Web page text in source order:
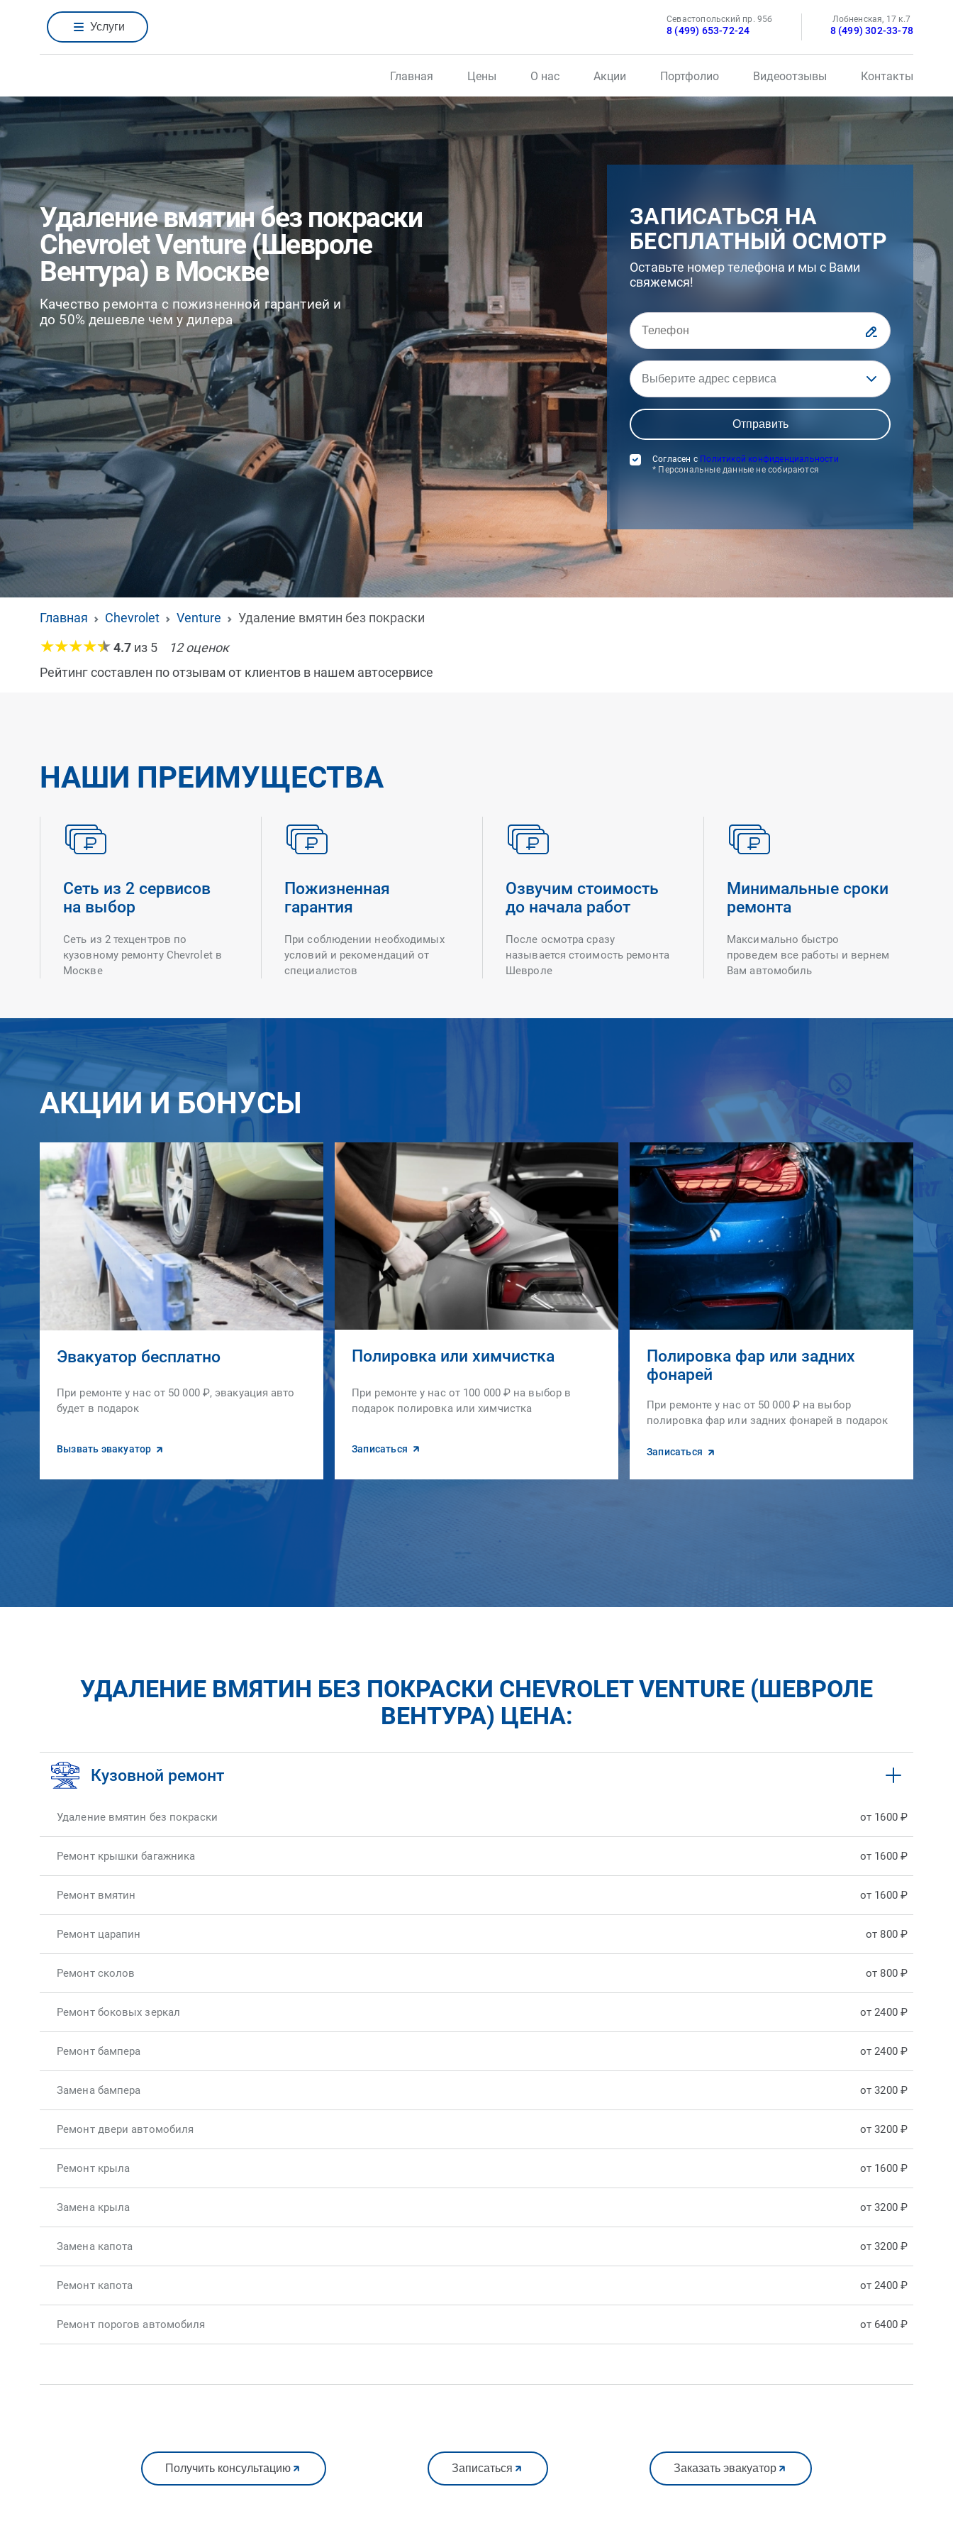
Услуги
Севастопольский пр. 95б
8 (499) 653-72-24
Лобненская, 17 к.7
8 (499) 302-33-78
Главная Цены О нас Акции Портфолио Видеоотзывы Контакты
Удаление вмятин без покраски
Chevrolet Venture (Шевроле
Вентура) в Москве
Качество ремонта с пожизненной гарантией и
до 50% дешевле чем у дилера
ЗАПИСАТЬСЯ НА
БЕСПЛАТНЫЙ ОСМОТР
Оставьте номер телефона и мы с Вами
свяжемся!
Выберите адрес сервиса
Согласен с Политикой конфиденциальности
* Персональные данные не собираются
Главная Chevrolet Venture
Удаление вмятин без покраски
4.7 из 5 12оценок
Рейтинг составлен по отзывам от клиентов в нашем автосервисе
НАШИ ПРЕИМУЩЕСТВА
Сеть из 2 сервисов
на выбор
Сеть из 2 техцентров по
кузовному ремонту Chevrolet в
Москве
Пожизненная
гарантия
При соблюдении необходимых
условий и рекомендаций от
специалистов
Озвучим стоимость
до начала работ
После осмотра сразу
называется стоимость ремонта
Шевроле
Минимальные сроки
ремонта
Максимально быстро
проведем все работы и вернем
Вам автомобиль
АКЦИИ И БОНУСЫ
Эвакуатор бесплатно
При ремонте у нас от 50 000 ₽, эвакуация авто
будет в подарок
Вызвать эвакуатор
Полировка или химчистка
При ремонте у нас от 100 000 ₽ на выбор в
подарок полировка или химчистка
Записаться
Полировка фар или задних
фонарей
При ремонте у нас от 50 000 ₽ на выбор
полировка фар или задних фонарей в подарок
Записаться
УДАЛЕНИЕ ВМЯТИН БЕЗ ПОКРАСКИ CHEVROLET VENTURE (ШЕВРОЛЕ
ВЕНТУРА) ЦЕНА:
Кузовной ремонт
Удаление вмятин без покраски от 1600 ₽
Ремонт крышки багажника от 1600 ₽
Ремонт вмятин от 1600 ₽
Ремонт царапин от 800 ₽
Ремонт сколов от 800 ₽
Ремонт боковых зеркал от 2400 ₽
Ремонт бампера от 2400 ₽
Замена бампера от 3200 ₽
Ремонт двери автомобиля от 3200 ₽
Ремонт крыла от 1600 ₽
Замена крыла от 3200 ₽
Замена капота от 3200 ₽
Ремонт капота от 2400 ₽
Ремонт порогов автомобиля от 6400 ₽
Получить консультацию Записаться Заказать эвакуатор